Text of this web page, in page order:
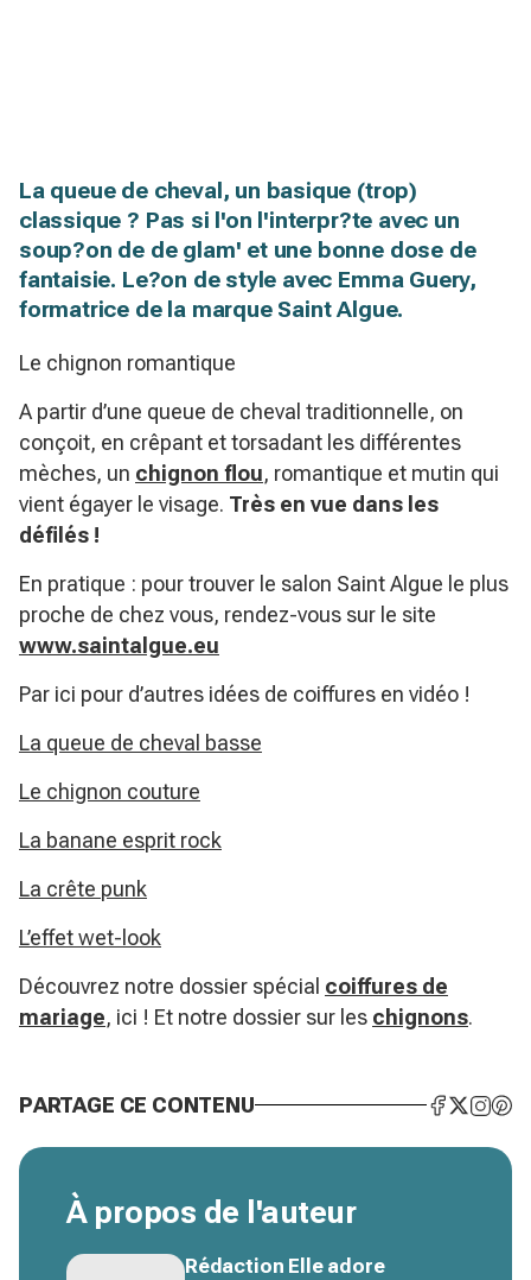
La queue de cheval, un basique (trop)
classique ? Pas si l'on l'interpr?te avec un
soup?on de de glam' et une bonne dose de
fantaisie. Le?on de style avec Emma Guery,
formatrice de la marque Saint Algue.
Le chignon romantique
A partir d’une queue de cheval traditionnelle, on
conçoit, en crêpant et torsadant les différentes
mèches, un chignon flou, romantique et mutin qui
vient égayer le visage. Très en vue dans les
défilés !
En pratique : pour trouver le salon Saint Algue le plus
proche de chez vous, rendez-vous sur le site
www.saintalgue.eu
Par ici pour d’autres idées de coiffures en vidéo !
La queue de cheval basse
Le chignon couture
La banane esprit rock
La crête punk
L’effet wet-look
Découvrez notre dossier spécial coiffures de
mariage, ici ! Et notre dossier sur les chignons.
PARTAGE CE CONTENU
À propos de l'auteur
Rédaction Elle adore